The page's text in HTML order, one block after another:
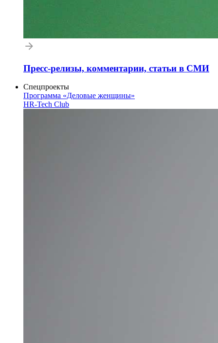
Пресс-релизы, комментарии, статьи в СМИ
Спецпроекты
Программа «Деловые женщины»
HR-Tech Club